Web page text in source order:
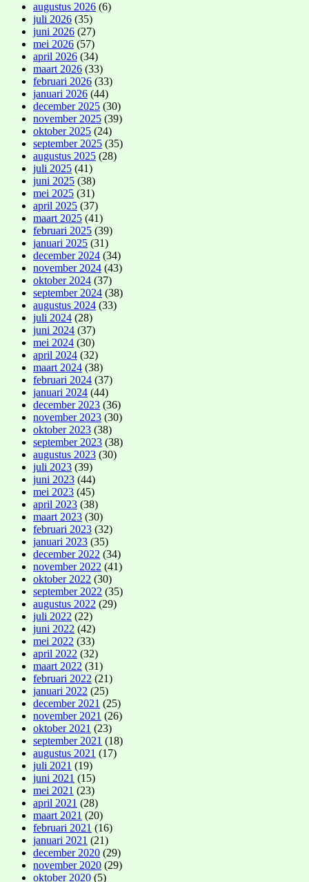
augustus 2026 (6)
juli 2026 (35)
juni 2026 (27)
mei 2026 (57)
april 2026 (34)
maart 2026 (33)
februari 2026 (33)
januari 2026 (44)
december 2025 (30)
november 2025 (39)
oktober 2025 (24)
september 2025 (35)
augustus 2025 (28)
juli 2025 (41)
juni 2025 (38)
mei 2025 (31)
april 2025 (37)
maart 2025 (41)
februari 2025 (39)
januari 2025 (31)
december 2024 (34)
november 2024 (43)
oktober 2024 (37)
september 2024 (38)
augustus 2024 (33)
juli 2024 (28)
juni 2024 (37)
mei 2024 (30)
april 2024 (32)
maart 2024 (38)
februari 2024 (37)
januari 2024 (44)
december 2023 (36)
november 2023 (30)
oktober 2023 (38)
september 2023 (38)
augustus 2023 (30)
juli 2023 (39)
juni 2023 (44)
mei 2023 (45)
april 2023 (38)
maart 2023 (30)
februari 2023 (32)
januari 2023 (35)
december 2022 (34)
november 2022 (41)
oktober 2022 (30)
september 2022 (35)
augustus 2022 (29)
juli 2022 (22)
juni 2022 (42)
mei 2022 (33)
april 2022 (32)
maart 2022 (31)
februari 2022 (21)
januari 2022 (25)
december 2021 (25)
november 2021 (26)
oktober 2021 (23)
september 2021 (18)
augustus 2021 (17)
juli 2021 (19)
juni 2021 (15)
mei 2021 (23)
april 2021 (28)
maart 2021 (20)
februari 2021 (16)
januari 2021 (21)
december 2020 (29)
november 2020 (29)
oktober 2020 (5)